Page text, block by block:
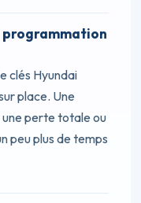
programmation
clés Hyundai
place. Une
une perte totale ou
peu plus de temps